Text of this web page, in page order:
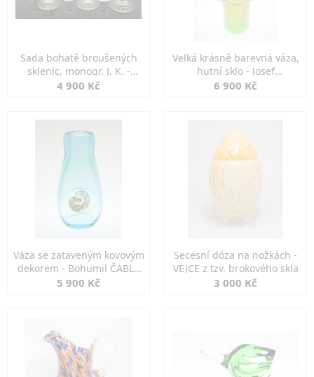
Sada bohatě broušených
sklenic, monogr. J. K. -
Biedermeier
4 900 Kč
Velká krásně barevná váza,
hutní sklo - Josef
HOSPODKA 1966
6 900 Kč
Váza se zataveným kovovým
dekorem - Bohumil ČABLA
Nový Bor
5 900 Kč
Secesní dóza na nožkách -
VEJCE z tzv. brokového skla
3 000 Kč